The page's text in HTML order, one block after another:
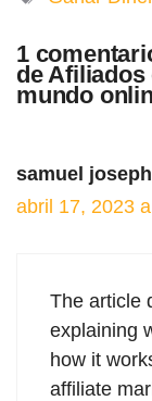
1
de Afiliados
mundo
samuel joseph
abril 17, 2023
The article
explaining
how it
affiliate